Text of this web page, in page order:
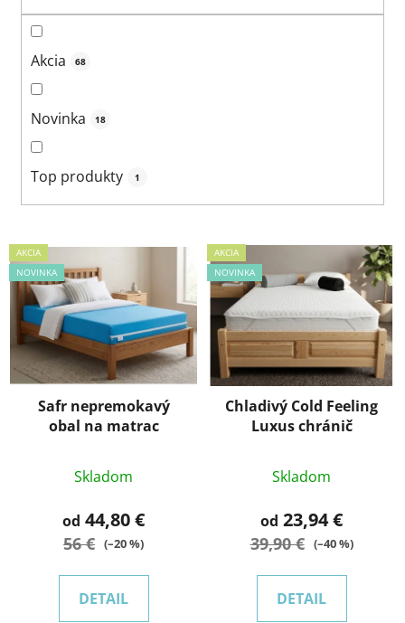
Akcia 68
Novinka 18
Top produkty 1
V
ý
p
s
p
r
AKCIA
NOVINKA
Safr nepremokavý
obal na matrac
Skladom
od 44,80 €
56 € (–20 %)
DETAIL
AKCIA
NOVINKA
Chladivý Cold Feeling
Luxus chránič
Skladom
od 23,94 €
39,90 € (–40 %)
DETAIL